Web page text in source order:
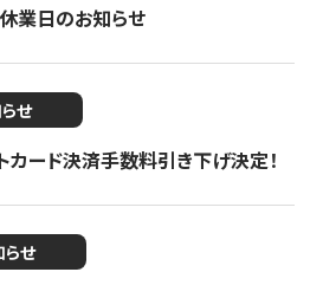
業日のお知らせ
せ
カード決済手数料引き下げ決定！
らせ